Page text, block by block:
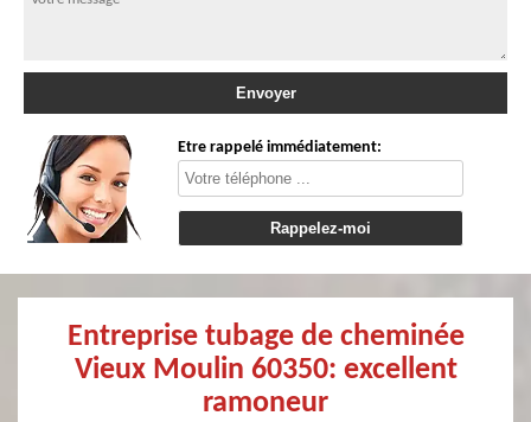
Etre rappelé immédiatement:
Entreprise tubage de cheminée
Vieux Moulin 60350: excellent
ramoneur